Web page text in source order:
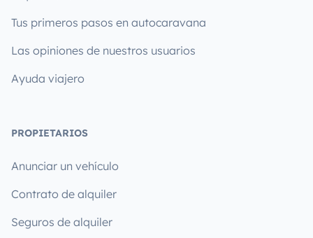
Tus primeros pasos en autocaravana
Las opiniones de nuestros usuarios
Ayuda viajero
PROPIETARIOS
Anunciar un vehículo
Contrato de alquiler
Seguros de alquiler